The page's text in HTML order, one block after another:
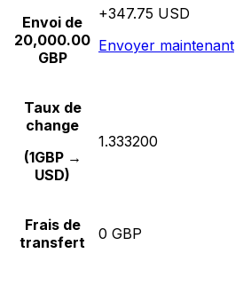
Envoi de
20,000.00
GBP
+347.75 USD
Envoyer maintenant
Taux de
change
(1GBP →
USD)
1.333200
Frais de
transfert
0 GBP